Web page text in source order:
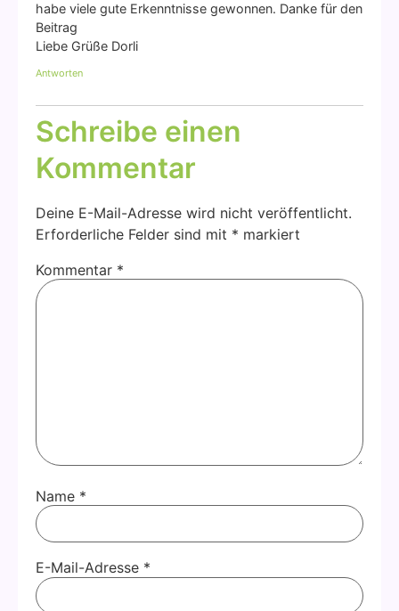
habe vie­le gute Erkennt­nis­se gewon­nen. Dan­ke für den
Bei­trag
Lie­be Grü­ße Dor­li
Antworten
Schreibe einen
Kommentar
Deine E-Mail-Adresse wird nicht veröffentlicht.
Erforderliche Felder sind mit * markiert
Kommentar *
Name *
E-Mail-Adresse *